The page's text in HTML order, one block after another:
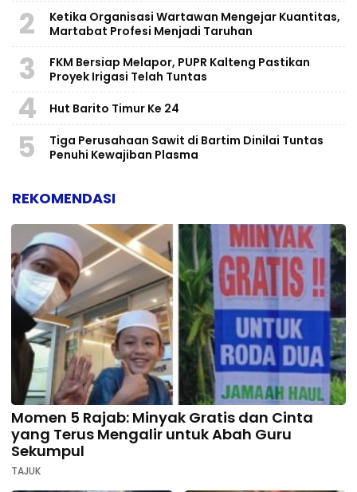
2
Ketika Organisasi Wartawan Mengejar Kuantitas,
Martabat Profesi Menjadi Taruhan
3
FKM Bersiap Melapor, PUPR Kalteng Pastikan
Proyek Irigasi Telah Tuntas
4 Hut Barito Timur Ke 24
5
Tiga Perusahaan Sawit di Bartim Dinilai Tuntas
Penuhi Kewajiban Plasma
REKOMENDASI
Momen 5 Rajab: Minyak Gratis dan Cinta
yang Terus Mengalir untuk Abah Guru
Sekumpul
TAJUK